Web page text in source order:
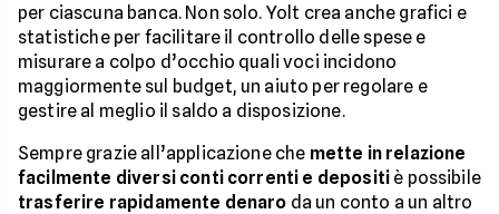
per ciascuna banca. Non solo. Yolt crea anche grafici e
statistiche per facilitare il controllo delle spese e
misurare a colpo d’occhio quali voci incidono
maggiormente sul budget, un aiuto per regolare e
gestire al meglio il saldo a disposizione.
Sempre grazie all’applicazione che mette in relazione
facilmente diversi conti correnti e depositi è possibile
trasferire rapidamente denaro da un conto a un altro